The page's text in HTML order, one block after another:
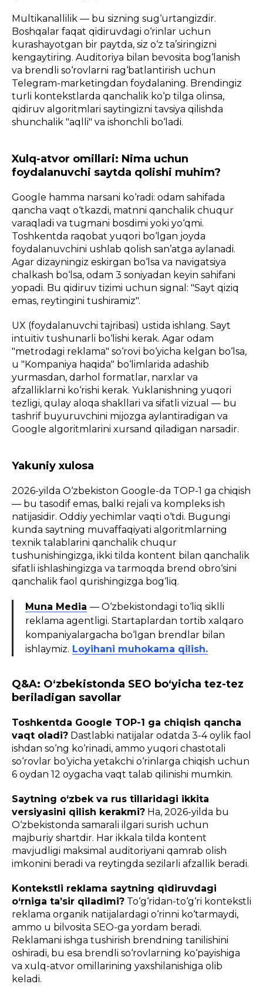
Multikanallilik — bu sizning sug‘urtangizdir.
Boshqalar faqat qidiruvdagi o‘rinlar uchun
kurashayotgan bir paytda, siz o‘z ta’siringizni
kengaytiring. Auditoriya bilan bevosita bog‘lanish
va brendli so‘rovlarni rag‘batlantirish uchun
Telegram-marketingdan foydalaning. Brendingiz
turli kontekstlarda qanchalik ko‘p tilga olinsa,
qidiruv algoritmlari saytingizni tavsiya qilishda
shunchalik "aqlli" va ishonchli bo‘ladi.
Xulq-atvor omillari: Nima uchun
foydalanuvchi saytda qolishi muhim?
Google hamma narsani ko‘radi: odam sahifada
qancha vaqt o‘tkazdi, matnni qanchalik chuqur
varaqladi va tugmani bosdimi yoki yo‘qmi.
Toshkentda raqobat yuqori bo‘lgan joyda
foydalanuvchini ushlab qolish san’atga aylanadi.
Agar dizayningiz eskirgan bo‘lsa va navigatsiya
chalkash bo‘lsa, odam 3 soniyadan keyin sahifani
yopadi. Bu qidiruv tizimi uchun signal: "Sayt qiziq
emas, reytingini tushiramiz".
UX (foydalanuvchi tajribasi) ustida ishlang. Sayt
intuitiv tushunarli bo‘lishi kerak. Agar odam
"metrodagi reklama" so‘rovi bo‘yicha kelgan bo‘lsa,
u "Kompaniya haqida" bo‘limlarida adashib
yurmasdan, darhol formatlar, narxlar va
afzalliklarni ko‘rishi kerak. Yuklanishning yuqori
tezligi, qulay aloqa shakllari va sifatli vizual — bu
tashrif buyuruvchini mijozga aylantiradigan va
Google algoritmlarini xursand qiladigan narsadir.
Yakuniy xulosa
2026-yilda O‘zbekiston Google-da TOP-1 ga chiqish
— bu tasodif emas, balki rejali va kompleks ish
natijasidir. Oddiy yechimlar vaqti o‘tdi. Bugungi
kunda saytning muvaffaqiyati algoritmlarning
texnik talablarini qanchalik chuqur
tushunishingizga, ikki tilda kontent bilan qanchalik
sifatli ishlashingizga va tarmoqda brend obro‘sini
qanchalik faol qurishingizga bog‘liq.
Muna Media — O‘zbekistondagi to‘liq siklli
reklama agentligi. Startaplardan tortib xalqaro
kompaniyalargacha bo‘lgan brendlar bilan
ishlaymiz. Loyihani muhokama qilish.
Q&A: O‘zbekistonda SEO bo‘yicha tez-tez
beriladigan savollar
Toshkentda Google TOP-1 ga chiqish qancha
vaqt oladi? Dastlabki natijalar odatda 3-4 oylik faol
ishdan so‘ng ko‘rinadi, ammo yuqori chastotali
so‘rovlar bo‘yicha yetakchi o‘rinlarga chiqish uchun
6 oydan 12 oygacha vaqt talab qilinishi mumkin.
Saytning o‘zbek va rus tillaridagi ikkita
versiyasini qilish kerakmi? Ha, 2026-yilda bu
O‘zbekistonda samarali ilgari surish uchun
majburiy shartdir. Har ikkala tilda kontent
mavjudligi maksimal auditoriyani qamrab olish
imkonini beradi va reytingda sezilarli afzallik beradi.
Kontekstli reklama saytning qidiruvdagi
o‘rniga ta’sir qiladimi? To‘g‘ridan-to‘g‘ri kontekstli
reklama organik natijalardagi o‘rinni ko‘tarmaydi,
ammo u bilvosita SEO-ga yordam beradi.
Reklamani ishga tushirish brendning tanilishini
oshiradi, bu esa brendli so‘rovlarning ko‘payishiga
va xulq-atvor omillarining yaxshilanishiga olib
keladi.